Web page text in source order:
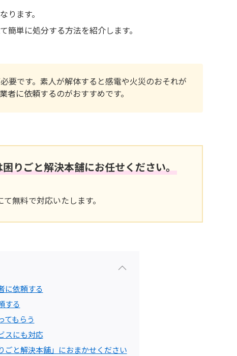
ります。
単に処分する方法を紹介します。
要です。素人が解体すると感電や火災のおそれが
に依頼するのがおすすめです。
りごと解決本舗にお任せください。
無料で対応いたします。
に依頼する
する
てもらう
スにも対応
ごと解決本舗」におまかせください